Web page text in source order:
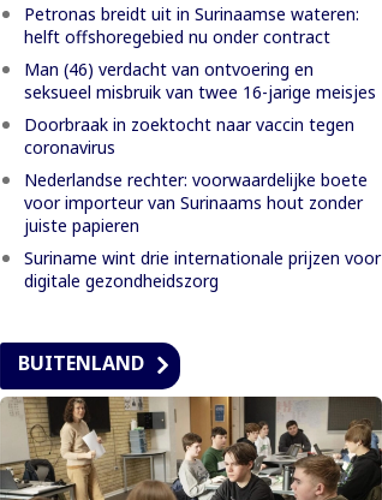
Petronas breidt uit in Surinaamse wateren:
helft offshoregebied nu onder contract
Man (46) verdacht van ontvoering en
seksueel misbruik van twee 16-jarige meisjes
Doorbraak in zoektocht naar vaccin tegen
coronavirus
Nederlandse rechter: voorwaardelijke boete
voor importeur van Surinaams hout zonder
juiste papieren
Suriname wint drie internationale prijzen voor
digitale gezondheidszorg
BUITENLAND